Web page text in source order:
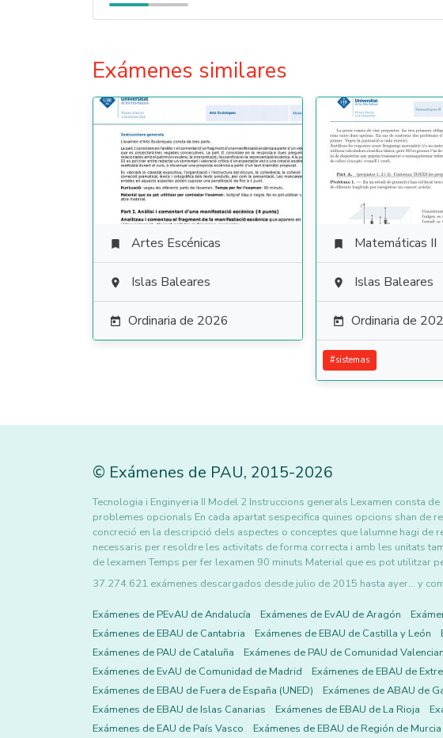
Exámenes similares
 Artes Escénicas
 Islas Baleares
 Ordinaria de 2026
 Matemáticas II
 Islas Baleares
 Ordinaria de
#sistemas
© Exámenes de PAU, 2015-2026
Tecnologia i Enginyeria II Model 2 Instruccions generals Lexamen consta
problemes opcionals En cada apartat sespecifica quines opcions shan de
concreció en la descripció dels aspectes o conceptes que lalumne hagi de
necessaris per resoldre les activitats de forma correcta i amb les unitats
de lexamen Temps per fer lexamen 90 minuts Material que es pot utilitzar
37.274.621 exámenes descargados desde julio de 2015 hasta ayer... y
Exámenes de PEvAU de Andalucía Exámenes de EvAU de Aragón
Exámenes de EBAU de Cantabria
Exámenes de EBAU de Castilla y León
Exámenes de PAU de Cataluña
Exámenes de PAU de Comunidad
Exámenes de EvAU de Comunidad de Madrid
Exámenes de EBAU de
Exámenes de EBAU de Fuera de España (UNED)
Exámenes de ABAU de
Exámenes de EBAU de Islas Canarias
Exámenes de EBAU de La Rioja
Exámenes de EAU de País Vasco
Exámenes de EBAU de Región de Murcia